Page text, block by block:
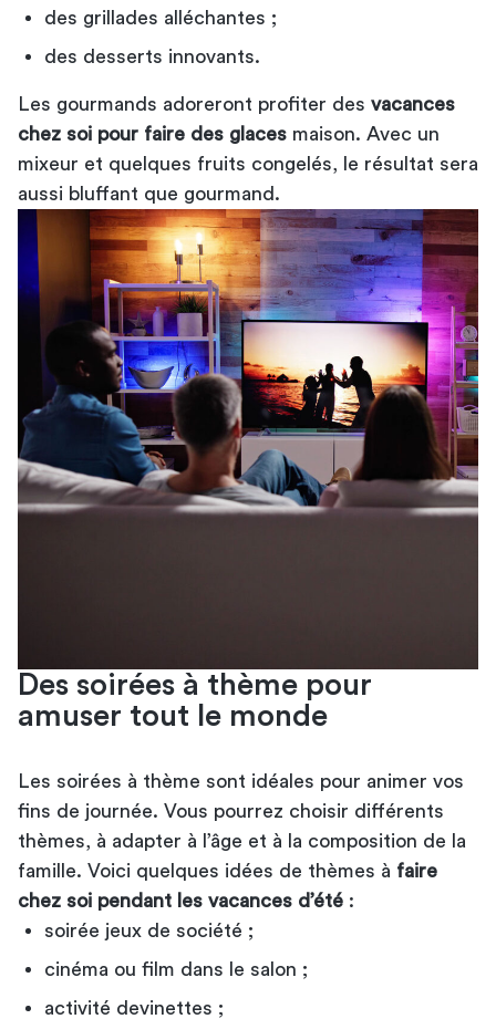
des grillades alléchantes ;
des desserts innovants.
Les gourmands adoreront profiter des vacances
chez soi pour faire des glaces maison. Avec un
mixeur et quelques fruits congelés, le résultat sera
aussi bluffant que gourmand.
Des soirées à thème pour
amuser tout le monde
Les soirées à thème sont idéales pour animer vos
fins de journée. Vous pourrez choisir différents
thèmes, à adapter à l’âge et à la composition de la
famille. Voici quelques idées de thèmes à faire
chez soi pendant les vacances d’été :
soirée jeux de société ;
cinéma ou film dans le salon ;
activité devinettes ;